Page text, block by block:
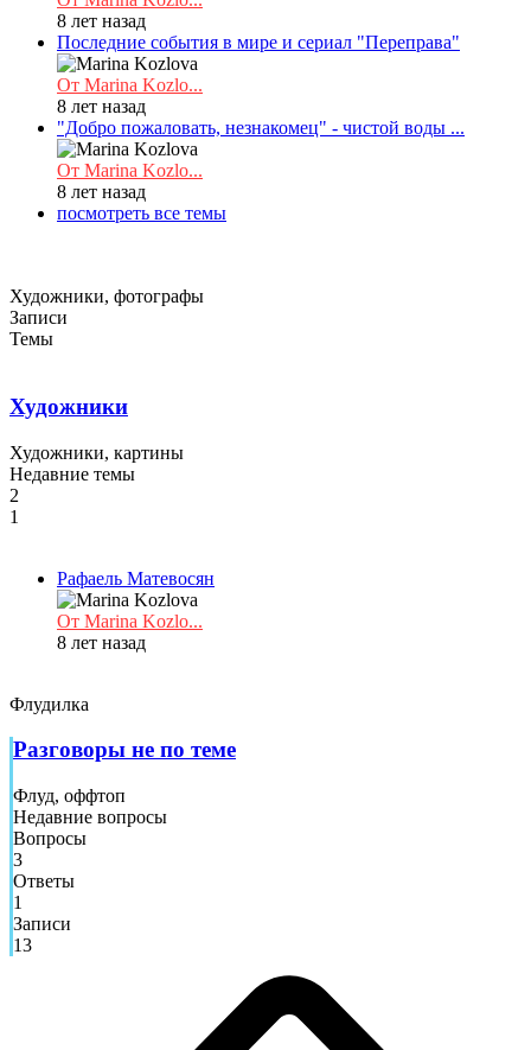
8 лет назад
Последние события в мире и сериал "Переправа"
От Marina Kozlo...
8 лет назад
"Добро пожаловать, незнакомец" - чистой воды ...
От Marina Kozlo...
8 лет назад
посмотреть все темы
Художники, фотографы
Записи
Темы
Художники
Художники, картины
Недавние темы
2
1
Рафаель Матевосян
От Marina Kozlo...
8 лет назад
Флудилка
Разговоры не по теме
Флуд, оффтоп
Недавние вопросы
Вопросы
3
Ответы
1
Записи
13